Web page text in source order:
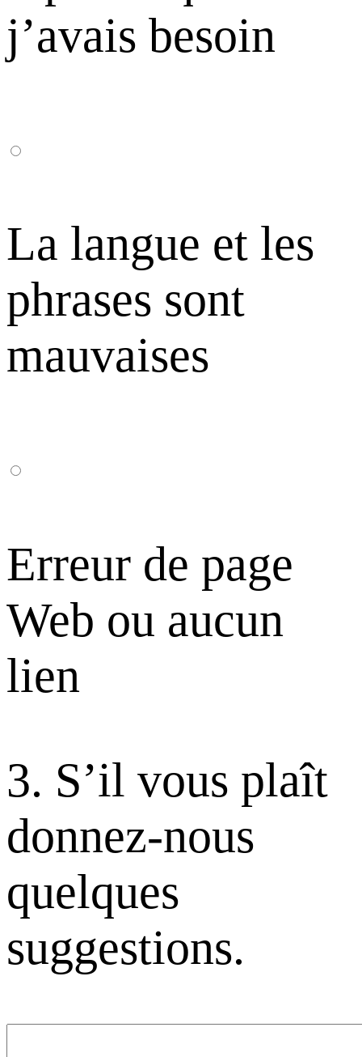
j’avais besoin
La langue et les
phrases sont
mauvaises
Erreur de page
Web ou aucun
lien
3. S’il vous plaît
donnez-nous
quelques
suggestions.